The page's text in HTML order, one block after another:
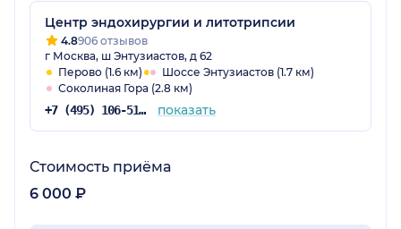
Центр эндохирургии и литотрипсии
4.8906 отзывов
г Москва, ш Энтузиастов, д 62
Перово (1.6 км)
Шоссе Энтузиастов (1.7 км)
Соколиная Гора (2.8 км)
+7 (495) 106-51-98 показать
Стоимость приёма
6 000 ₽